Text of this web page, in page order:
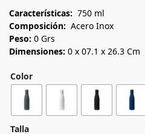
Características: 750 ml
Composición: Acero Inox
Peso: 0 Grs
Dimensiones: 0 x 07.1 x 26.3 Cm
Color
Talla